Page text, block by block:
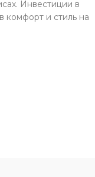
Инвестиции в
комфорт и стиль на